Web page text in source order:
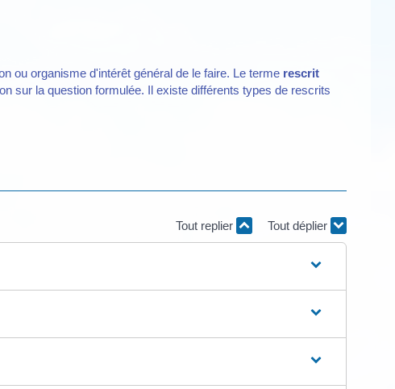
ou organisme d'intérêt général de le faire. Le terme rescrit
sur la question formulée. Il existe différents types de rescrits
Tout replier Tout déplier